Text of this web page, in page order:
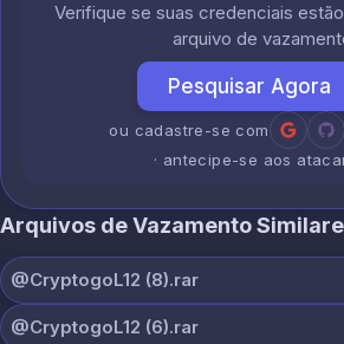
Verifique se suas credenciais
arquivo de
Pesquisar Agora
ou cadastre-se com
· antecipe-se aos
Arquivos de Vazamento
@CryptogoL12 (8).rar
@CryptogoL12 (6).rar